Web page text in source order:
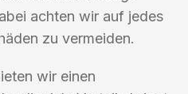
achten wir auf jedes
zu vermeiden.
wir einen